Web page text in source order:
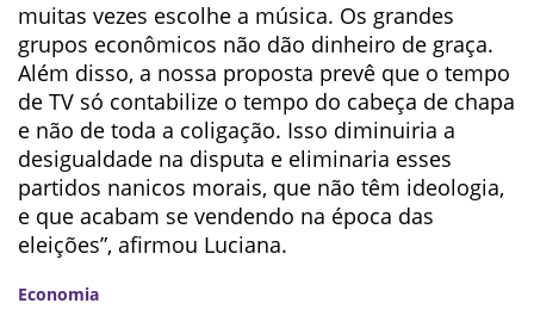
muitas vezes escolhe a música. Os grandes
grupos econômicos não dão dinheiro de graça.
Além disso, a nossa proposta prevê que o tempo
de TV só contabilize o tempo do cabeça de chapa
e não de toda a coligação. Isso diminuiria a
desigualdade na disputa e eliminaria esses
partidos nanicos morais, que não têm ideologia,
e que acabam se vendendo na época das
eleições”, afirmou Luciana.
Economia